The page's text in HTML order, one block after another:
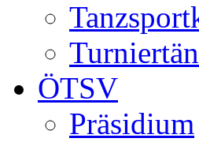
ÖTSV
Präsidium